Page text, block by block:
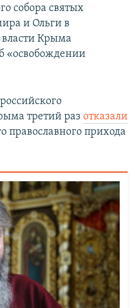
собора святых
и Ольги в
Крыма
«освобождении
третий раз отказали
православного прихода